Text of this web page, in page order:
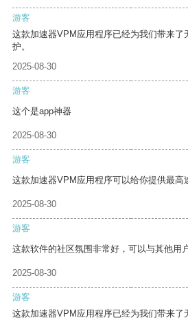
游客
这款加速器VPM应用程序已经为我们带来了
护。
2025-08-30
游客
这个是app神器
2025-08-30
游客
这款加速器VPM应用程序可以给你提供最高
2025-08-30
游客
这款软件的社区氛围非常好，可以与其他用
2025-08-30
游客
这款加速器VPM应用程序已经为我们带来了